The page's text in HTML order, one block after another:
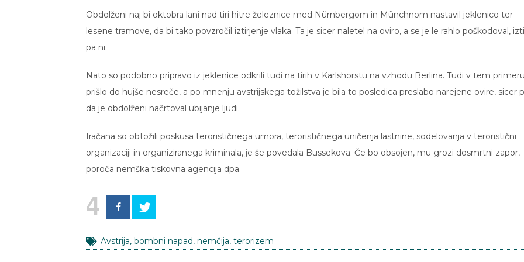
Obdolženi naj bi oktobra lani nad tiri hitre železnice med Nürnbergom in Münchnom nastavil jeklenico ter
lesene tramove, da bi tako povzročil iztirjenje vlaka. Ta je sicer naletel na oviro, a se je le rahlo poškodoval,
pa ni.
Nato so podobno pripravo iz jeklenice odkrili tudi na tirih v Karlshorstu na vzhodu Berlina. Tudi v tem
prišlo do hujše nesreče, a po mnenju avstrijskega tožilstva je bila to posledica preslabo narejene ovire, sicer
da je obdolženi načrtoval ubijanje ljudi.
Iračana so obtožili poskusa terorističnega umora, terorističnega uničenja lastnine, sodelovanja v teroristični
organizaciji in organiziranega kriminala, je še povedala Bussekova. Če bo obsojen, mu grozi dosmrtni zapor,
poroča nemška tiskovna agencija dpa.
4
Avstrija, bombni napad, nemčija, terorizem